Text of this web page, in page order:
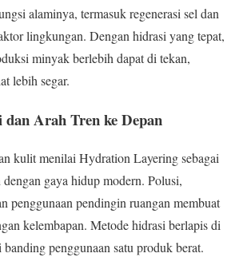
alaminya, termasuk regenerasi sel dan
lingkungan. Dengan hidrasi yang tepat,
minyak berlebih dapat di tekan,
lebih segar.
dan Arah Tren ke Depan
kulit menilai Hydration Layering sebagai
gaya hidup modern. Polusi,
penggunaan pendingin ruangan membuat
kelembapan. Metode hidrasi berlapis di
penggunaan satu produk berat.